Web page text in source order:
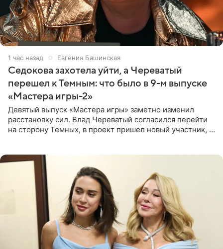
1 час назад Евгения Башинская
Седокова захотела уйти, а Череватый
перешел к Темным: что было в 9-м выпуске
«Мастера игры-2»
Девятый выпуск «Мастера игры» заметно изменил
расстановку сил. Влад Череватый согласился перейти
на сторону Темных, в проект пришел новый участник, а